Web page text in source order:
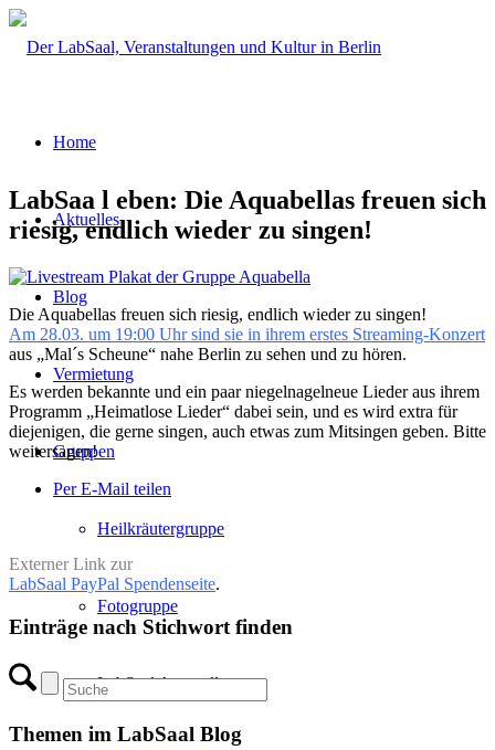
Home
Aktuelles
Blog
Vermietung
Gruppen
Heilkräutergruppe
Fotogruppe
LabSaal Aquarellgruppe
LabSaa l eben: Die Aquabellas freuen sich
riesig, endlich wieder zu singen!
Die Aquabellas freuen sich riesig, endlich wieder zu singen!
Am 28.03. um 19:00 Uhr sind sie in ihrem erstes Streaming-Konzert
aus „Mal´s Scheune“ nahe Berlin zu sehen und zu hören.
Es werden bekannte und ein paar niegelnagelneue Lieder aus ihrem
Programm „Heimatlose Lieder“ dabei sein, und es wird extra für
diejenigen, die gerne singen, auch etwas zum Mitsingen geben. Bitte
weitersagen!
Per E-Mail teilen
Externer Link zur
LabSaal PayPal Spendenseite.
Einträge nach Stichwort finden
Themen im LabSaal Blog